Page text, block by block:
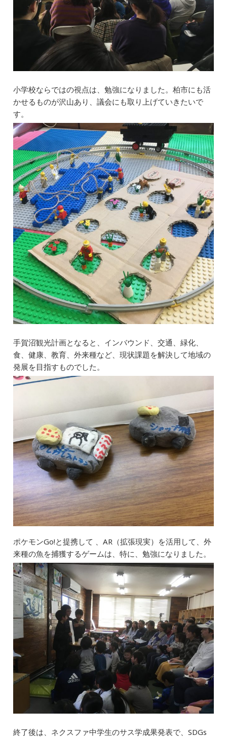
小学校ならではの視点は、勉強になりました。柏市にも活
かせるものが沢山あり、議会にも取り上げていきたいで
す。
手賀沼観光計画となると、インバウンド、交通、緑化、
食、健康、教育、外来種など、現状課題を解決して地域の
発展を目指すものでした。
ポケモンGo!と提携して 、AR（拡張現実）を活用して、外
来種の魚を捕獲するゲームは、特に、勉強になりました。
終了後は、ネクスファ中学生のサス学成果発表で、SDGs